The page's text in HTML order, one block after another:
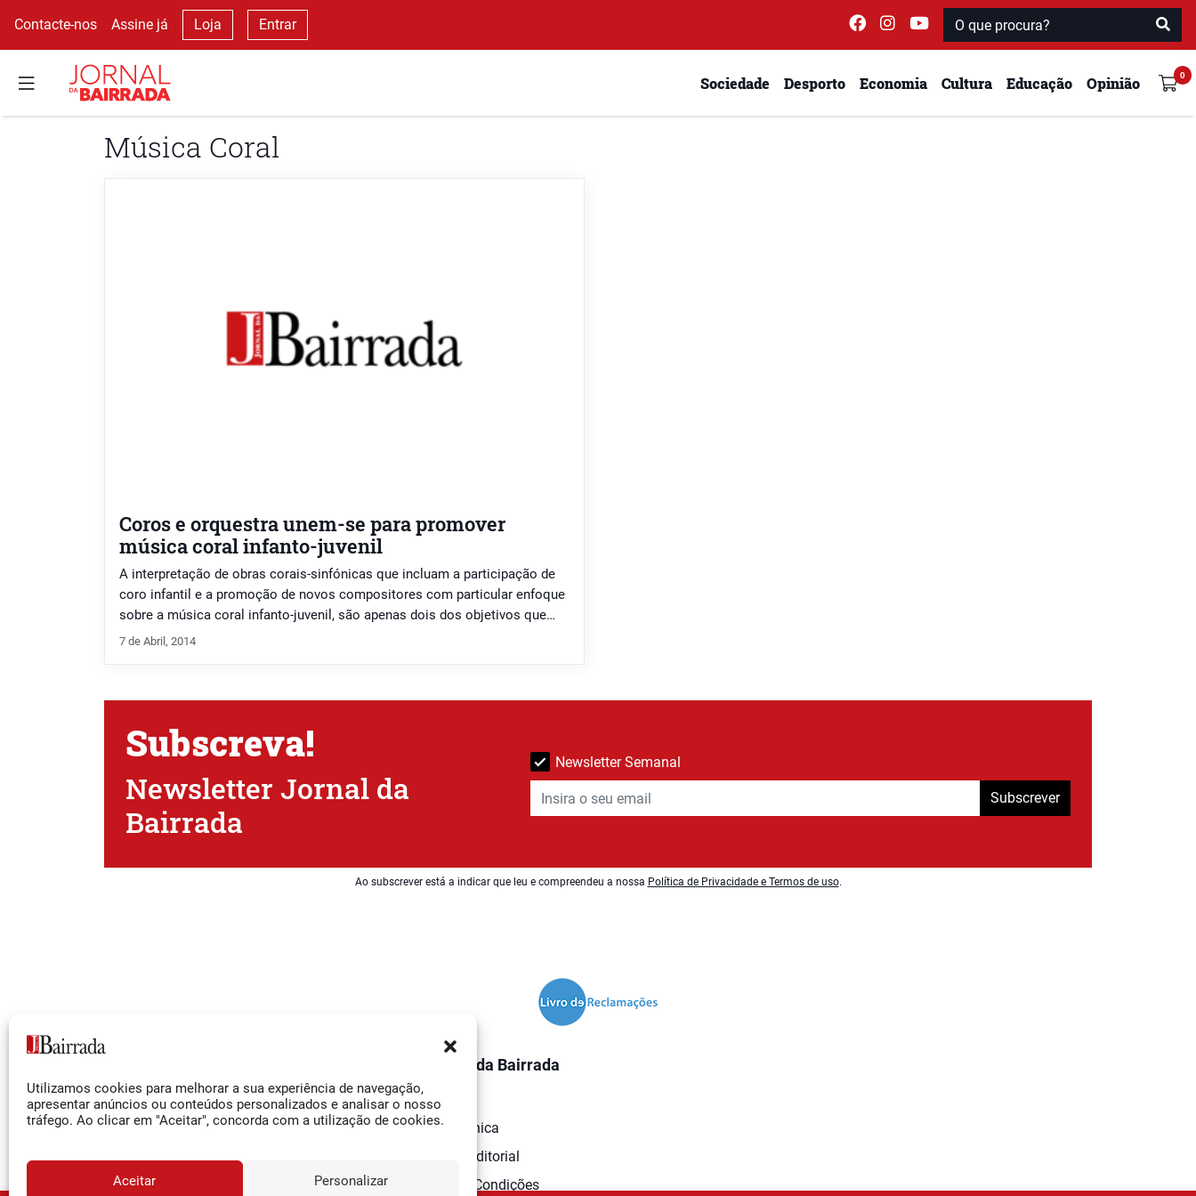
Utilizamos cookies para melhorar a sua experiência de navegação,
apresentar anúncios ou conteúdos personalizados e analisar o nosso
tráfego. Ao clicar em "Aceitar", concorda com a utilização de cookies.
Aceitar Personalizar
Contacte-nos Assine já Loja Entrar
Sociedade Desporto Economia Cultura Educação Opinião
Música Coral
Coros e orquestra unem-se para promover
música coral infanto-juvenil
A interpretação de obras corais-sinfónicas que incluam a participação de
coro infantil e a promoção de novos compositores com particular enfoque
sobre a música coral infanto-juvenil, são apenas dois dos objetivos que
estão na base de um acordo que vai juntar no mesmo palco quatro
7 de Abril, 2014
Subscreva!
Newsletter Jornal da
Bairrada
Newsletter Semanal
Subscrever
Ao subscrever está a indicar que leu e compreendeu a nossa Política de Privacidade e Termos de uso.
Facebook
Instagram
YouTube
O Jornal da Bairrada
Contactos
Ficha Técnica
Estatuto Editorial
Termos e Condições